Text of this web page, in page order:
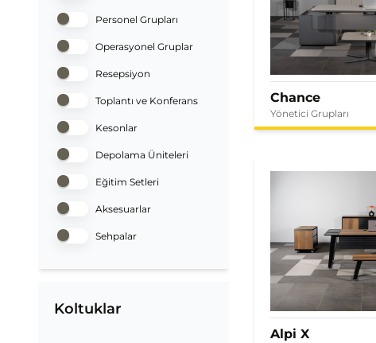
Personel Grupları
Operasyonel Gruplar
Resepsiyon
Toplantı ve Konferans
Kesonlar
Depolama Üniteleri
Eğitim Setleri
Aksesuarlar
Sehpalar
Koltuklar
Chance
Yönetici Grupları
Alpi X